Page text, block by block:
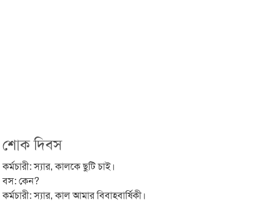
শোক দিবস
কর্মচারী: স্যার, কালকে ছুটি চাই।
বস: কেন?
কর্মচারী: স্যার, কাল আমার বিবাহবার্ষিকী।